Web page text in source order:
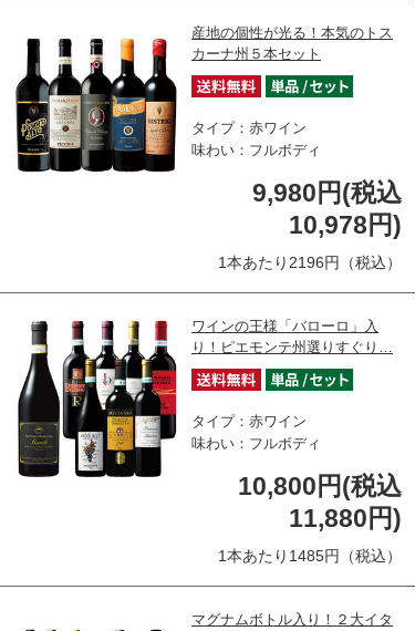
産地の個性が光る！本気のトス
カーナ州５本セット
タイプ：赤ワイン
味わい：フルボディ
9,980円(税込
10,978円)
1本あたり2196円（税込）
ワインの王様「バローロ」入
り！ピエモンテ州選りすぐり…
タイプ：赤ワイン
味わい：フルボディ
10,800円(税込
11,880円)
1本あたり1485円（税込）
マグナムボトル入り！２大イタ